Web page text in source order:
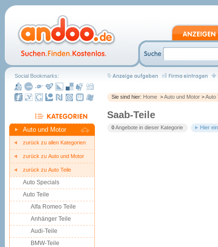
Sie sind hier: Home >Auto und Motor >Auto
Saab-Teile
0Angebote in dieser Kategorie Hier
Social Bookmarks:
Auto und Motor
zurück zu allen Kategorien
zurück zu Auto und Motor
zurück zu Auto Teile
Auto Specials
Auto Teile
Alfa Romeo Teile
Anhänger Teile
Audi-Teile
BMW-Teile